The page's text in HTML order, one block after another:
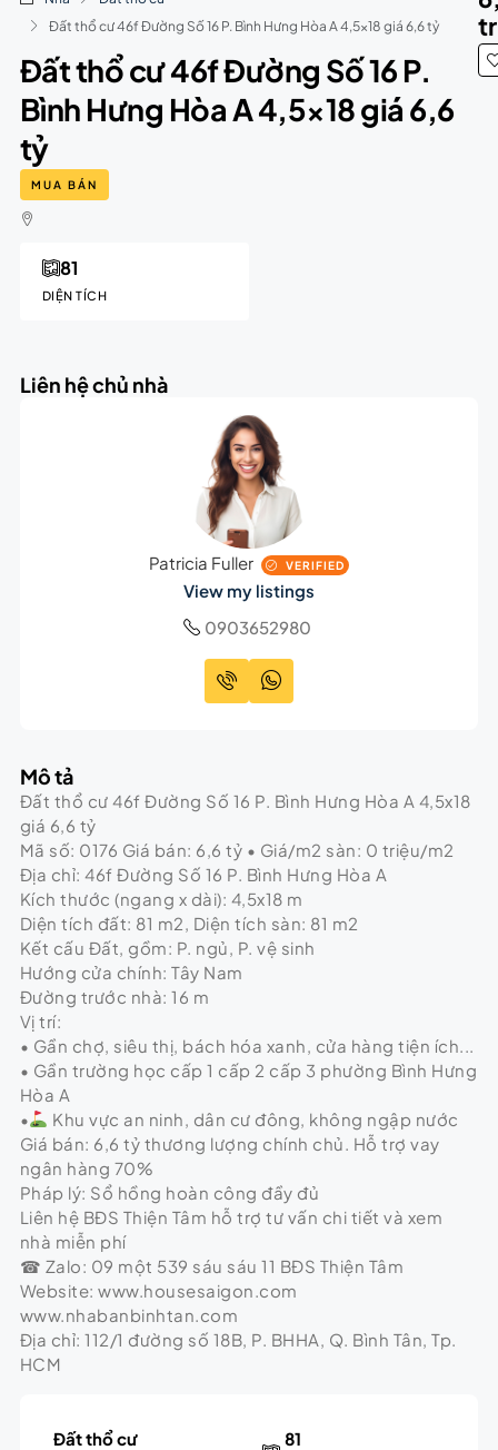
Đất thổ cư 46f Đường Số 16 P. Bình Hưng Hòa A 4,5×18 giá 6,6 tỷ
Đất thổ cư 46f Đường Số 16 P.
Bình Hưng Hòa A 4,5×18 giá 6,6
tỷ
MUA BÁN
DIỆN TÍCH
81
Liên hệ chủ nhà
Patricia Fuller VERIFIED
View my listings
0903652980
Mô tả
Đất thổ cư 46f Đường Số 16 P. Bình Hưng Hòa A 4,5x18
giá 6,6 tỷ
Mã số: 0176 Giá bán: 6,6 tỷ • Giá/m2 sàn: 0 triệu/m2
Địa chỉ: 46f Đường Số 16 P. Bình Hưng Hòa A
Kích thước (ngang x dài): 4,5x18 m
Diện tích đất: 81 m2, Diện tích sàn: 81 m2
Kết cấu Đất, gồm: P. ngủ, P. vệ sinh
Hướng cửa chính: Tây Nam
Đường trước nhà: 16 m
Vị trí:
• Gần chợ, siêu thị, bách hóa xanh, cửa hàng tiện ích...
• Gần trường học cấp 1 cấp 2 cấp 3 phường Bình Hưng
Hòa A
•
Khu vực an ninh, dân cư đông, không ngập nước
Giá bán: 6,6 tỷ thương lượng chính chủ. Hỗ trợ vay
ngân hàng 70%
Pháp lý: Sổ hồng hoàn công đầy đủ
Liên hệ BĐS Thiện Tâm hỗ trợ tư vấn chi tiết và xem
nhà miễn phí
☎ Zalo: 09 một 539 sáu sáu 11 BĐS Thiện Tâm
Website: www.housesaigon.com
www.nhabanbinhtan.com
Địa chỉ: 112/1 đường số 18B, P. BHHA, Q. Bình Tân, Tp.
HCM
Đất thổ cư 81